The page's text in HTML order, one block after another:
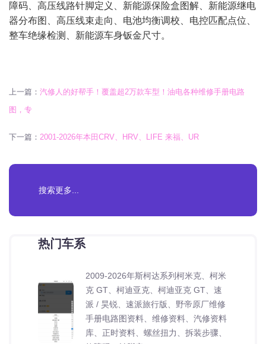
障码、高压线路针脚定义、新能源保险盒图解、新能源继电
器分布图、高压线束走向、电池均衡调校、电控匹配点位、
整车绝缘检测、新能源车身钣金尺寸。
上一篇： 汽修人的好帮手！覆盖超2万款车型！油电各种维修手册电路
图，专
下一篇： 2001-2026年本田CRV、HRV、LIFE 来福、UR
热门车系
2009-2026年斯柯达系列柯米克、柯米
克 GT、柯迪亚克、柯迪亚克 GT、速
派 / 昊锐、速派旅行版、野帝原厂维修
手册电路图资料、维修资料、汽修资料
库、正时资料、螺丝扭力、拆装步骤、